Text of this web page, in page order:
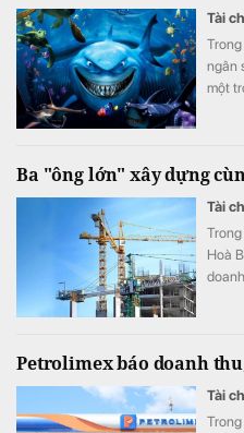
Tài
ngân
một
Ba "ông lớn" xây dựng
Tài
Hoà
Petrolimex báo doanh
Tài